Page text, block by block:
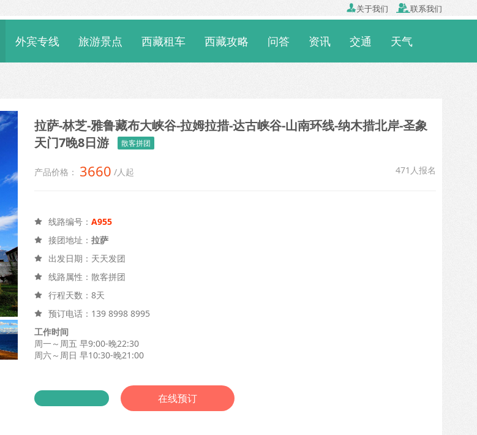
关于我们 联系我们
外宾专线 旅游景点 西藏租车 西藏攻略 问答 资讯 交通 天气
拉萨-林芝-雅鲁藏布大峡谷-拉姆拉措-达古峡谷-山南环线-纳木措北岸-圣象
天门7晚8日游
散客拼团
产品价格： 3660 /人起 471人报名
 线路编号： A955
 接团地址： 拉萨
 出发日期：天天发团
 线路属性：散客拼团
 行程天数：8天
 预订电话： 139 8998 8995
工作时间
周一～周五 早9:00-晚22:30
周六～周日 早10:30-晚21:00
在线预订